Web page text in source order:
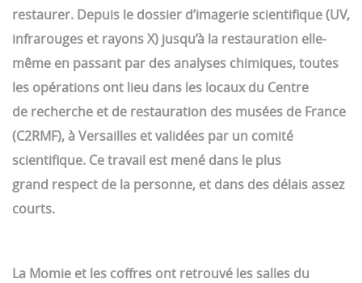
restaurer. Depuis le dossier d’imagerie scientifique(UV,
infrarouges et rayons X) jusqu’à la restauration elle-
même en passant par desanalyses chimiques, toutes
les opérations ont lieu dans les locaux du Centre
de recherche et de restauration des musées de France
(C2RMF), à Versailles et validées par un comité
scientifique. Ce travail est mené dans le plus
grand respect de la personne, et dans des délaisassez
courts.
La Momie et les coffres ont retrouvé les salles du